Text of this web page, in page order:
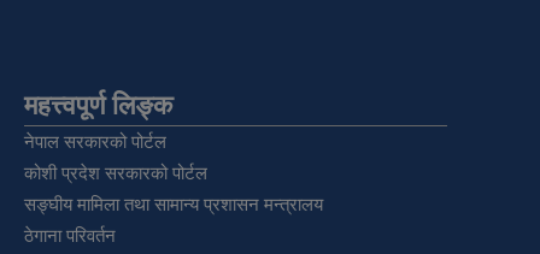
महत्त्वपूर्ण लिङ्क
नेपाल सरकारको पोर्टल
कोशी प्रदेश सरकारको पोर्टल
सङ्‍घीय मामिला तथा सामान्य प्रशासन मन्त्रालय
ठेगाना परिवर्तन